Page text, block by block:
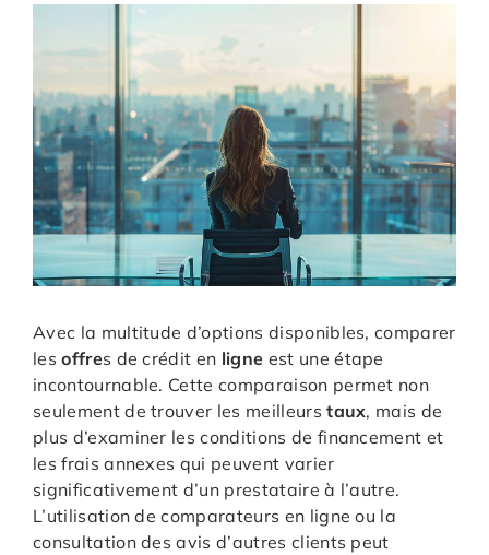
Avec la multitude d’options disponibles, comparer
lesoffres de crédit en ligne est une étape
incontournable. Cette comparaison permet non
seulement de trouver les meilleurstaux, mais de
plus d’examiner les conditions de financement et
les frais annexes qui peuvent varier
significativement d’un prestataire à l’autre.
L’utilisation de comparateurs en ligne ou la
consultation des avis d’autres clients peut